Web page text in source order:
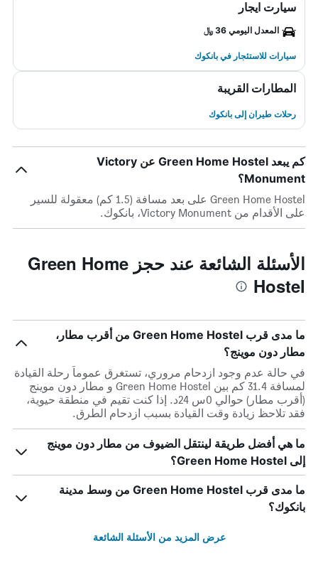
سيارت ايجار
المعدل اليومي 36 ﷼
سيارات للاستئجار في بانكوك
المطارات القريبة
رحلات طيران إلى بانكوك
كم يبعد Green Home Hostel عن Victory
Monument؟
Green Home Hostel على بعد مسافة (1.5 كم) معقولة للسير
على الأقدام من Victory Monument، بانكوك.
الأسئلة الشائعة عند حجز Green Home
Hostel
ما مدى قرب Green Home Hostel من أقرب مطار،
مطار دون موينج؟
في حالة عدم وجود ازدحام مروري، تستغرق عموماً رحلة القيادة
لمسافة 31.4 كم بين Green Home Hostel و مطار دون موينج
(أقرب مطار) حوالي 0س 24د. إذا كنت تقيم في منطقة حيوية،
فقد تلاحظ زيادة وقت القيادة بسبب ازدحام الطرق.
ما هي أفضل طريقة لينتقل الضيوف من مطار دون موينج
إلى Green Home Hostel؟
ما مدى قرب Green Home Hostel من وسط مدينة
بانكوك؟
عرض المزيد من الأسئلة الشائعة